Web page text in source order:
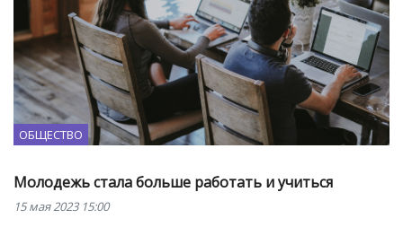
ОБЩЕСТВО
Молодежь стала больше работать и учиться
15 мая 2023 15:00